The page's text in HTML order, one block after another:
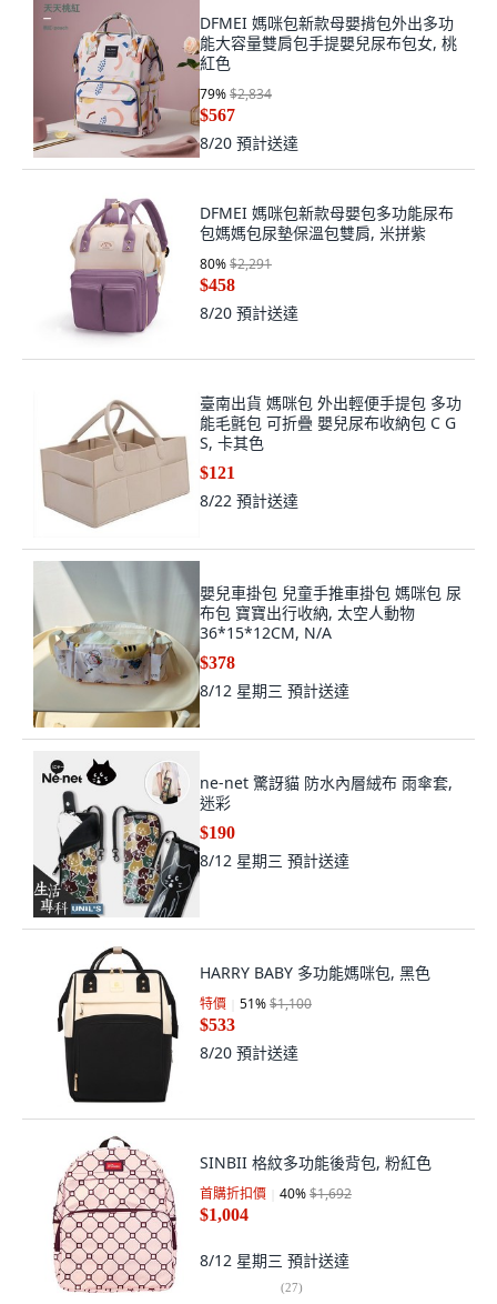
DFMEI 媽咪包新款母嬰揹包外出多功
能大容量雙肩包手提嬰兒尿布包女, 桃
紅色
79%$2,834
$567
8/20 預計送達
DFMEI 媽咪包新款母嬰包多功能尿布
包媽媽包尿墊保溫包雙肩, 米拼紫
80%$2,291
$458
8/20 預計送達
臺南出貨 媽咪包 外出輕便手提包 多功
能毛氈包 可折疊 嬰兒尿布收納包 C G
S, 卡其色
$121
8/22 預計送達
嬰兒車掛包 兒童手推車掛包 媽咪包 尿
布包 寶寶出行收納, 太空人動物
36*15*12CM, N/A
$378
8/12 星期三 預計送達
ne-net 驚訝貓 防水內層絨布 雨傘套,
迷彩
$190
8/12 星期三 預計送達
HARRY BABY 多功能媽咪包, 黑色
特價 51%$1,100
$533
8/20 預計送達
SINBII 格紋多功能後背包, 粉紅色
首購折扣價 40%$1,692
$1,004
8/12 星期三 預計送達
(27)